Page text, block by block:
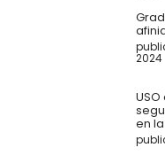
2024
en la